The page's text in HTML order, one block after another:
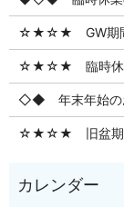
☆★☆★ GW期
☆★☆★ 臨時休
◇◆ 年末年始
☆★☆★ 旧盆期